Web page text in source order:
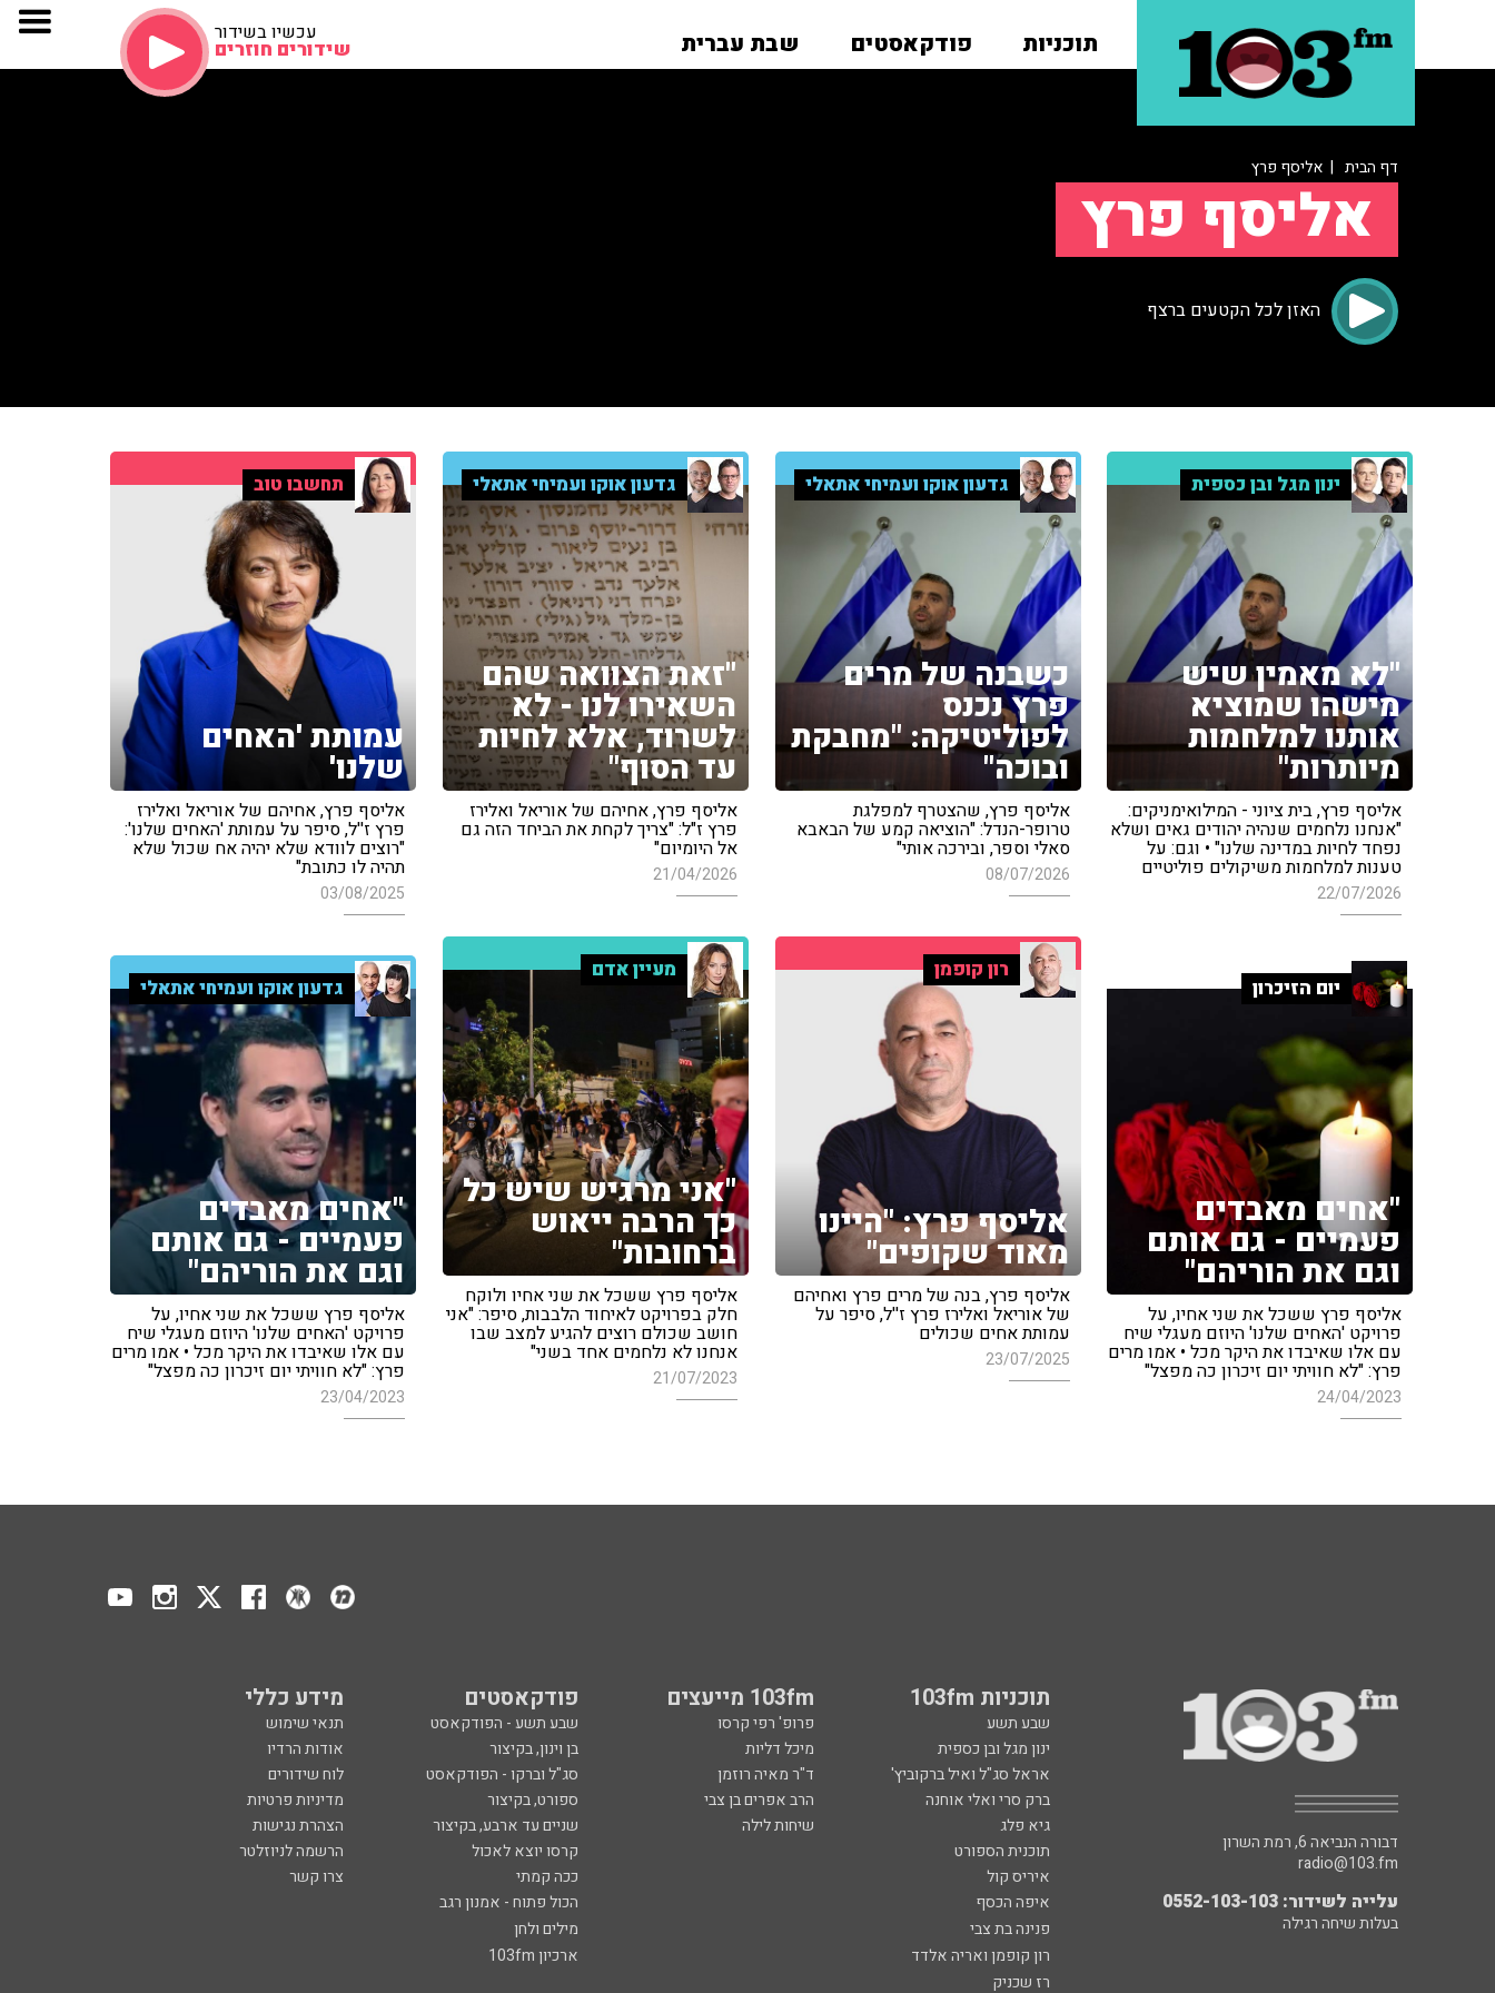
תוכניות פודקאסטים שבת עברית עכשיו בשידור
שידורים חוזרים
דף הבית | אליסף פרץ
אליסף פרץ
האזן לכל הקטעים ברצף
ינון מגל ובן כספית
"לא מאמין שיש
מישהו שמוציא
אותנו למלחמות
מיותרות"
אליסף פרץ, בית ציוני - המילואימניקים:
"אנחנו נלחמים שנהיה יהודים גאים ושלא
נפחד לחיות במדינה שלנו" • וגם: על
טענות למלחמות משיקולים פוליטיים
22/07/2026
גדעון אוקו ועמיחי אתאלי
כשבנה של מרים
פרץ נכנס
לפוליטיקה: "מחבקת
ובוכה"
אליסף פרץ, שהצטרף למפלגת
טרופר-הנדל: "הוציאה קמע של הבאבא
סאלי וספר, ובירכה אותי"
08/07/2026
גדעון אוקו ועמיחי אתאלי
"זאת הצוואה שהם
השאירו לנו - לא
לשרוד, אלא לחיות
עד הסוף"
אליסף פרץ, אחיהם של אוריאל ואלירז
פרץ ז"ל: "צריך לקחת את הביחד הזה גם
אל היומיום"
21/04/2026
תחשבו טוב
עמותת 'האחים
שלנו'
אליסף פרץ, אחיהם של אוריאל ואלירז
פרץ ז''ל, סיפר על עמותת 'האחים שלנו':
"רוצים לוודא שלא יהיה אח שכול שלא
תהיה לו כתובת"
03/08/2025
רון קופמן
אליסף פרץ: "היינו
מאוד שקופים"
אליסף פרץ, בנה של מרים פרץ ואחיהם
של אוריאל ואלירז פרץ ז''ל, סיפר על
עמותת אחים שכולים
23/07/2025
מעיין אדם
"אני מרגיש שיש כל
כך הרבה ייאוש
ברחובות"
אליסף פרץ ששכל את שני אחיו ולוקח
חלק בפרויקט לאיחוד הלבבות, סיפר: "אני
חושב שכולם רוצים להגיע למצב שבו
אנחנו לא נלחמים אחד בשני"
21/07/2023
יום הזיכרון
"אחים מאבדים
פעמיים - גם אותם
וגם את הוריהם"
אליסף פרץ ששכל את שני אחיו, על
פרויקט 'האחים שלנו' היוזם מעגלי שיח
עם אלו שאיבדו את היקר מכל • אמו מרים
פרץ: "לא חוויתי יום זיכרון כה מפצל"
24/04/2023
גדעון אוקו ועמיחי אתאלי
"אחים מאבדים
פעמיים - גם אותם
וגם את הוריהם"
אליסף פרץ ששכל את שני אחיו, על
פרויקט 'האחים שלנו' היוזם מעגלי שיח
עם אלו שאיבדו את היקר מכל • אמו מרים
פרץ: "לא חוויתי יום זיכרון כה מפצל"
23/04/2023
תוכניות 103fm 103fm מייעצים פודקאסטים מידע כללי
שבע תשע פרופ' רפי קרסו שבע תשע - הפודקאסט
תנאי שימוש
ינון מגל ובן כספית
מיכל דליות בן וינון, בקיצור
אודות הרדיו
אראל סג"ל ואיל ברקוביץ'
ד"ר מאיה רוזמן סג"ל וברקו - הפודקאסט
לוח שידורים
ברק סרי ואלי אוחנה
הרב אפרים בן צבי ספורט, בקיצור
מדיניות פרטיות
גיא פלג
שיחות לילה שניים עד ארבע, בקיצור
הצהרת נגישות
תוכנית הספורט
קרסו יוצא לאכול
הרשמה לניוזלטר
איריס קול
ככה קמתי
צרו קשר
איפה הכסף
הכול פתוח - אמנון רגב
פנינה בת צבי
מילים ולחן
רון קופמן ואריה אלדד
ארכיון 103fm
רז שכניק
דבורה הנביאה 6, רמת השרון
radio@103.fm
עלייה לשידור: 0552-103-103
בעלות שיחה רגילה